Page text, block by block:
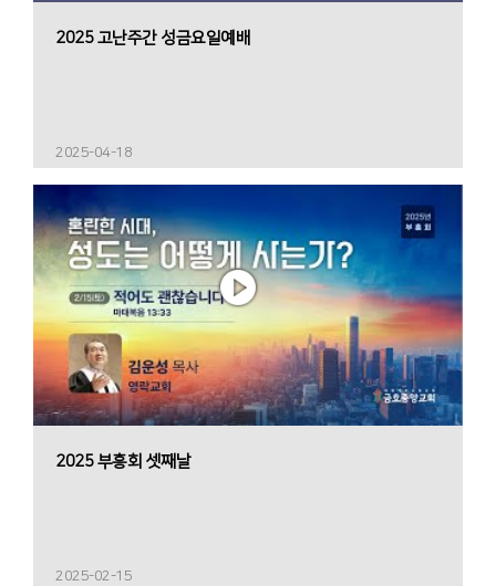
2025 고난주간 성금요일예배
2025-04-18
2025 부흥회 셋째날
2025-02-15